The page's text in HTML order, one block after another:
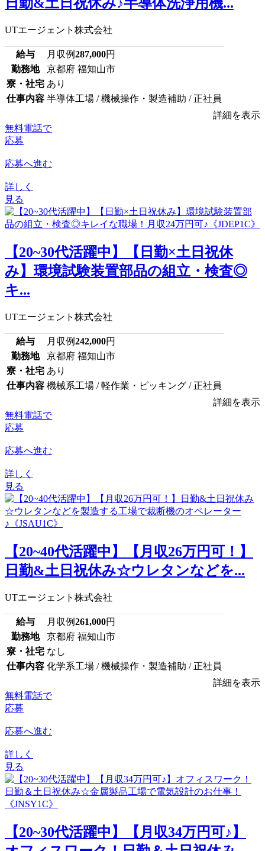
UTエージェント株式会社
給与 月収例287,000円
勤務地
京都府 福知山市
寮・社宅 あり
仕事内容 半導体工場 / 機械操作・製造補助 / 正社員
詳細を表示
無料電話で
応募
応募へ進む
詳しく
見る
【20~30代活躍中】【日勤×土日祝休
み】環境試験装置部品の組立・検査◎
キ...
UTエージェント株式会社
給与 月収例242,000円
勤務地
京都府 福知山市
寮・社宅 あり
仕事内容 機械系工場 / 軽作業・ピッキング / 正社員
詳細を表示
無料電話で
応募
応募へ進む
詳しく
見る
【20~40代活躍中】【月収26万円可！】
日勤&土日祝休み☆ウレタンなどを...
UTエージェント株式会社
給与 月収例261,000円
勤務地
京都府 福知山市
寮・社宅 なし
仕事内容 化学系工場 / 機械操作・製造補助 / 正社員
詳細を表示
無料電話で
応募
応募へ進む
詳しく
見る
【20~30代活躍中】【月収34万円可♪】